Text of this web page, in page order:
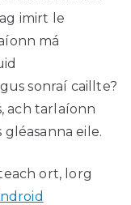
imirt le
má
sonraí caillte?
ach tarlaíonn
eile.
ort, lorg